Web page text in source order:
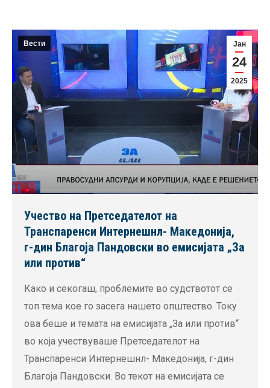
Јан
24
2025
Вести
Учество на Претседателот на
Транспаренси Интернешнл- Македонија,
г-дин Благоја Пандовски во емисијата „За
или против“
Како и секогаш, проблемите во судствотот се
топ тема кое го засега нашето општество. Току
ова беше и темата на емисијата „За или против“
во која учествуваше Претседателот на
Транспаренси Интернешнл- Македонија, г-дин
Благоја Пандовски. Во текот на емисијата се